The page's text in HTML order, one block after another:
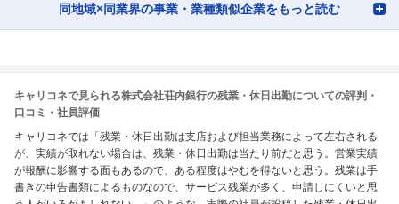
同地域×同業界の事業・業種類似企業をもっと読む
キャリコネで見られる株式会社荘内銀行の残業・休日出勤についての評判・
口コミ・社員評価
キャリコネでは「残業・休日出勤は支店および担当業務によって左右される
が、実績が取れない場合は、残業・休日出勤は当たり前だと思う。営業実績
が報酬に影響する面もあるので、ある程度はやむを得ないと思う。残業は手
書きの申告書類によるものなので、サービス残業が多く、申請しにくいと思